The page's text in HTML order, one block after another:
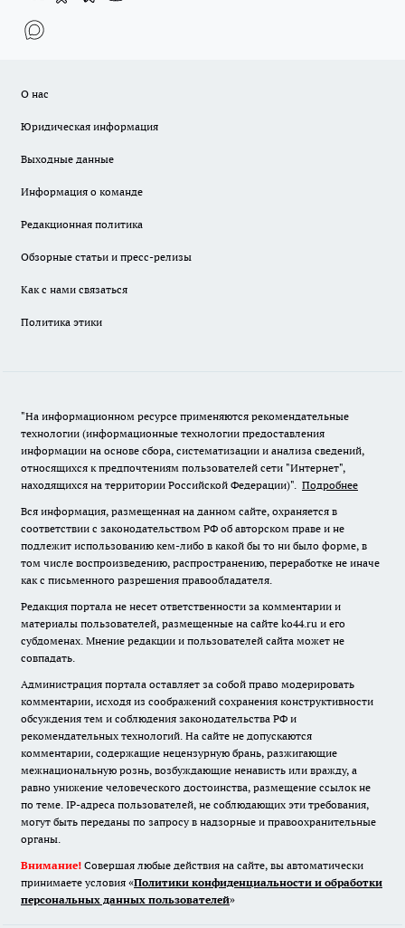
О нас
Юридическая информация
Выходные данные
Информация о команде
Редакционная политика
Обзорные статьи и пресс-релизы
Как с нами связаться
Политика этики
"На информационном ресурсе применяются рекомендательные
технологии (информационные технологии предоставления
информации на основе сбора, систематизации и анализа сведений,
относящихся к предпочтениям пользователей сети "Интернет",
находящихся на территории Российской Федерации)". Подробнее
Вся информация, размещенная на данном сайте, охраняется в
соответствии с законодательством РФ об авторском праве и не
подлежит использованию кем-либо в какой бы то ни было форме, в
том числе воспроизведению, распространению, переработке не иначе
как с письменного разрешения правообладателя.
Редакция портала не несет ответственности за комментарии и
материалы пользователей, размещенные на сайте ko44.ru и его
субдоменах. Мнение редакции и пользователей сайта может не
совпадать.
Администрация портала оставляет за собой право модерировать
комментарии, исходя из соображений сохранения конструктивности
обсуждения тем и соблюдения законодательства РФ и
рекомендательных технологий. На сайте не допускаются
комментарии, содержащие нецензурную брань, разжигающие
межнациональную рознь, возбуждающие ненависть или вражду, а
равно унижение человеческого достоинства, размещение ссылок не
по теме. IP-адреса пользователей, не соблюдающих эти требования,
могут быть переданы по запросу в надзорные и правоохранительные
органы.
Внимание! Совершая любые действия на сайте, вы автоматически
принимаете условия «Политики конфиденциальности и обработки
персональных данных пользователей»